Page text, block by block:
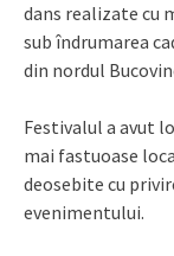
dans realizate cu
sub îndrumarea
din nordul
Festivalul a avut
mai fastuoase
deosebite cu
evenimentului.